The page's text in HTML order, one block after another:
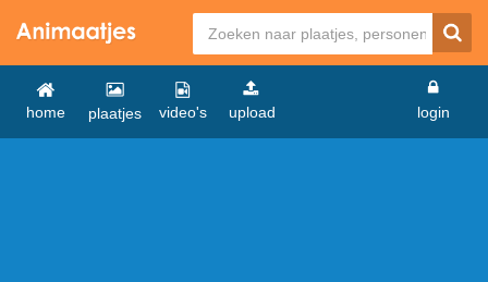
home plaatjes video's upload login